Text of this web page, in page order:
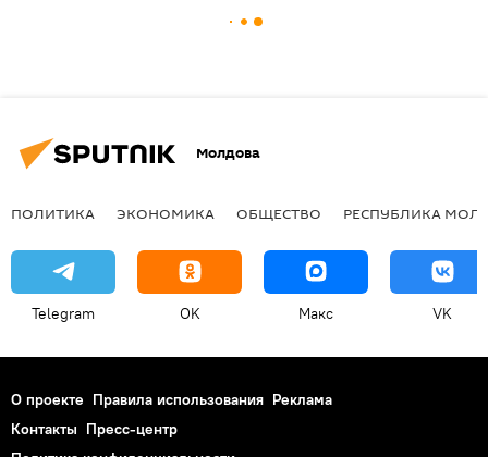
Молдова
ПОЛИТИКА ЭКОНОМИКА ОБЩЕСТВО РЕСПУБЛИКА
Telegram OK Макс VK
О проекте Правила использования Реклама
Контакты Пресс-центр